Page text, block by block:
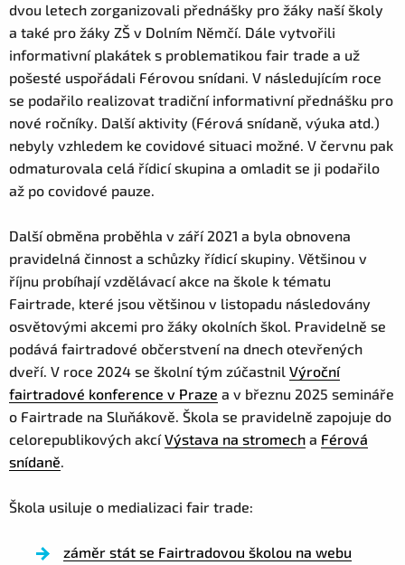
dvou letech zorganizovali přednášky pro žáky naší školy
a také pro žáky ZŠ v Dolním Němčí. Dále vytvořili
informativní plakátek s problematikou fair trade a už
pošesté uspořádali Férovou snídani. V následujícím roce
se podařilo realizovat tradiční informativní přednášku pro
nové ročníky. Další aktivity (Férová snídaně, výuka atd.)
nebyly vzhledem ke covidové situaci možné. V červnu pak
odmaturovala celá řídicí skupina a omladit se ji podařilo
až po covidové pauze.
Další obměna proběhla v září 2021 a byla obnovena
pravidelná činnost a schůzky řídicí skupiny. Většinou v
říjnu probíhají vzdělávací akce na škole k tématu
Fairtrade, které jsou většinou v listopadu následovány
osvětovými akcemi pro žáky okolních škol. Pravidelně se
podává fairtradové občerstvení na dnech otevřených
dveří. V roce 2024 se školní tým zúčastnil Výroční
fairtradové konference v Praze a v březnu 2025 semináře
o Fairtrade na Sluňákově. Škola se pravidelně zapojuje do
celorepublikových akcíVýstava na stromech a Férová
snídaně.
Škola usiluje o medializaci fair trade:
záměr stát se Fairtradovou školou na webu